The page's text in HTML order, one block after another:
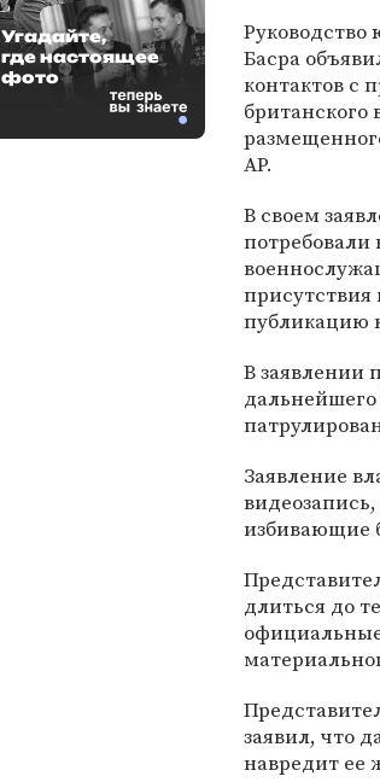
Басра
контактов с
британского
AP.
В своем
потребовали
присутствия
публикацию
В заявлении
Заявление
избивающие
длиться до
заявил, что
навредит ее
Угадайте,
где настоящее
фото